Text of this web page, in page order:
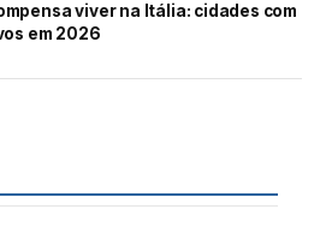
viver na Itália: cidades com
em 2026